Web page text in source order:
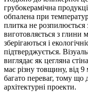
грубокерамічна
обпалена при
плитка не розпилюється
виготовляється з глини
зберігаються і
підтверджується.
виглядає як цегляна
має різну товщину, від
багато переваг, тому що
архітектурні проекти.